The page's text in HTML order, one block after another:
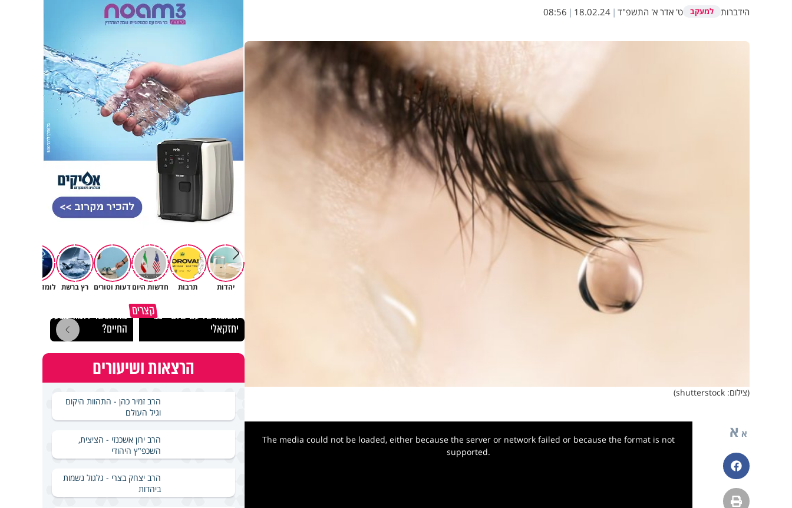
הידברות למעקב ט' אדר א' התשפ"ד |
18.02.24
|
08:56
(צילום: shutterstock)
א א
פייסבוק
הדפסה
The media could not be loaded, either because the server or network failed or because the format is not
supported.
יהדות תרבות חדשות היוםדעות וטורים רץ ברשת לומדים תורה
קצריםתשובה של עם שלם - צבי
יחזקאלי
מה אפשר ללמוד מבעלי
החיים?
הרצאות ושיעורים
הרב זמיר כהן - התהוות היקום
וגיל העולם
הרב ירון אשכנזי - הציצית,
השכפ"ץ היהודי
הרב יצחק בצרי - גלגול נשמות
ביהדות